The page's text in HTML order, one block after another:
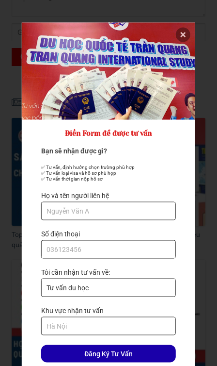
GỬI ĐẾN TRẦN QUANG
Tin liên quan
Top sách học tiếng Hàn cho người mới bắt đầu: Dễ hiểu, hiệu
quả!
Điền Form để được tư vấn
Bạn sẽ nhận được gì?
✅ Tư vấn, định hướng chọn trường phù hợp
✅ Tư vấn loại visa và hồ sơ phù hợp
✅ Tư vấn thời gian nộp hồ sơ
Họ và tên người liên hệ
Số điện thoại
Tôi cần nhận tư vấn về:
Khu vực nhận tư vấn
Đăng Ký Tư Vấn